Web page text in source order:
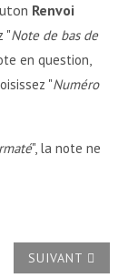
Renvoi
"Note de bas de
en question,
"Numéro
", la note ne
UNE TABLE DES
ARTICLE
SUIVANT